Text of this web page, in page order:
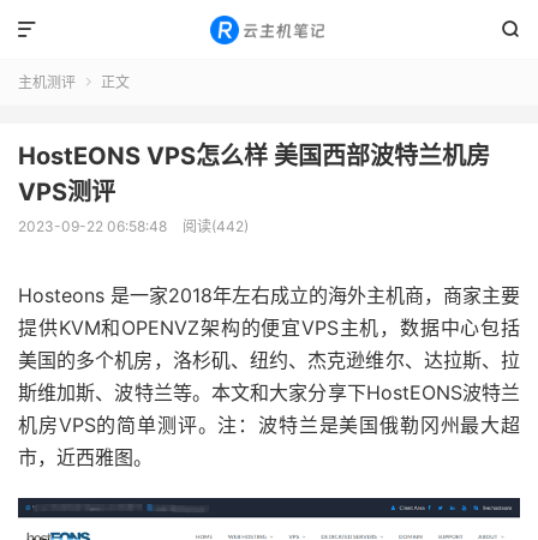


主机测评  正文
HostEONS VPS怎么样 美国西部波特兰机房
VPS测评
2023-09-22 06:58:48 阅读(442)
Hosteons 是一家2018年左右成立的海外主机商，商家主要
提供KVM和OPENVZ架构的便宜VPS主机，数据中心包括
美国的多个机房，洛杉矶、纽约、杰克逊维尔、达拉斯、拉
斯维加斯、波特兰等。本文和大家分享下HostEONS波特兰
机房VPS的简单测评。注：波特兰是美国俄勒冈州最大超
市，近西雅图。